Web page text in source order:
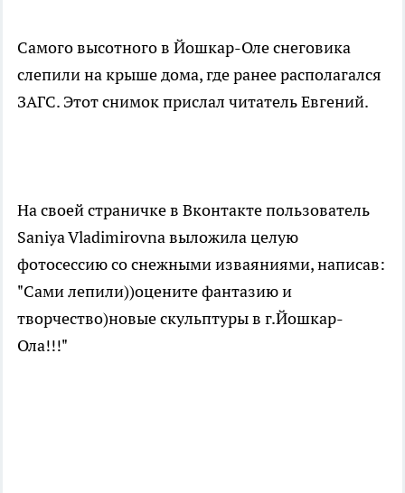
Самого высотного в Йошкар-Оле снеговика
слепили на крыше дома, где ранее располагался
ЗАГС. Этот снимок прислал читатель Евгений.
На своей страничке в Вконтакте пользователь
Saniya Vladimirovna выложила целую
фотосессию со снежными изваяниями, написав:
"Сами лепили))оцените фантазию и
творчество)новые скульптуры в г.Йошкар-
Ола!!!"